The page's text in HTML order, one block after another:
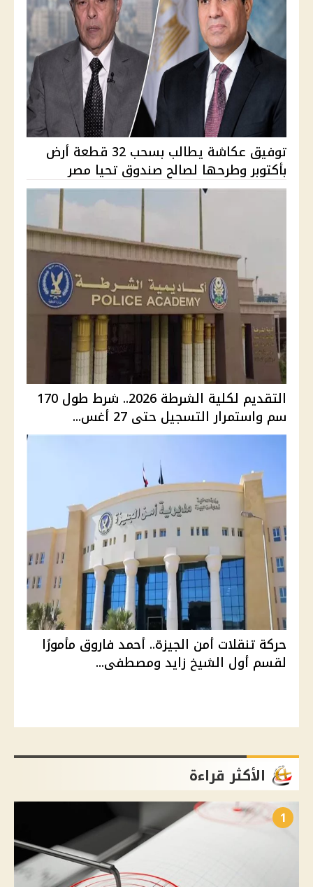
توفيق عكاشة يطالب بسحب 32 قطعة أرض
بأكتوبر وطرحها لصالح صندوق تحيا مصر
التقديم لكلية الشرطة 2026.. شرط طول 170
سم واستمرار التسجيل حتى 27 أغس...
حركة تنقلات أمن الجيزة.. أحمد فاروق مأمورًا
لقسم أول الشيخ زايد ومصطفى...
الأكثر قراءة
1